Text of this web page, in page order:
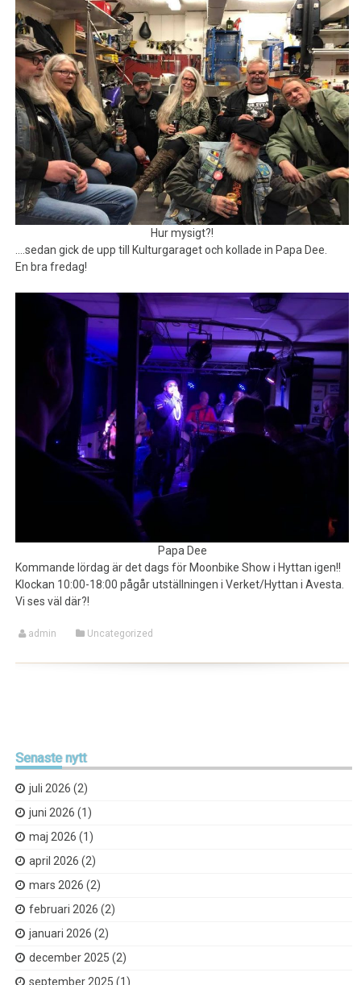
Hur mysigt?!
….sedan gick de upp till Kulturgaraget och kollade in Papa Dee.
En bra fredag!
Papa Dee
Kommande lördag är det dags för Moonbike Show i Hyttan igen!!
Klockan 10:00-18:00 pågår utställningen i Verket/Hyttan i Avesta.
Vi ses väl där?!
admin Uncategorized
Senastenytt
juli 2026 (2)
juni 2026 (1)
maj 2026 (1)
april 2026 (2)
mars 2026 (2)
februari 2026 (2)
januari 2026 (2)
december 2025 (2)
september 2025 (1)